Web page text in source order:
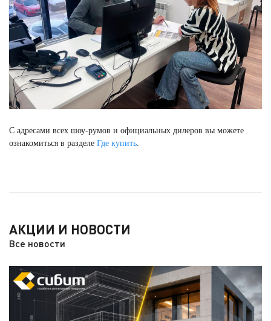
С адресами всех шоу-румов и официальных дилеров вы можете
ознакомиться в разделе Где купить.
АКЦИИ И НОВОСТИ
Все новости